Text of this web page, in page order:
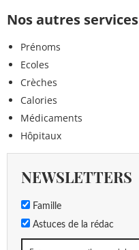
Nos autres services
Prénoms
Ecoles
Crèches
Calories
Médicaments
Hôpitaux
NEWSLETTERS
Famille
Astuces de la rédac